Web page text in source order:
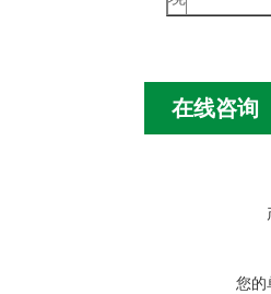
在线咨询
您的